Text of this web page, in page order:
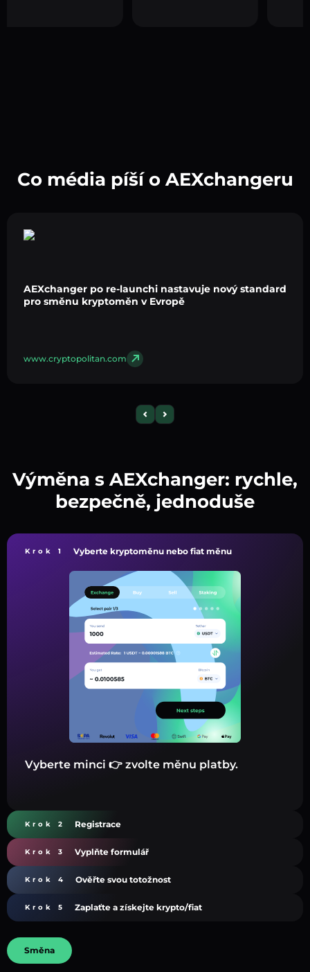
Co média píší o AEXchangeru
AEXchanger po re-launchi nastavuje nový standard
pro směnu kryptoměn v Evropě
www.cryptopolitan.com
Výměna s AEXchanger: rychle,
bezpečně, jednoduše
Krok 1 Vyberte kryptoměnu nebo fiat měnu
Vyberte minci 👉 zvolte měnu platby.
Krok 2 Registrace
Krok 3 Vyplňte formulář
Krok 4 Ověřte svou totožnost
Krok 5 Zaplaťte a získejte krypto/fiat
Směna